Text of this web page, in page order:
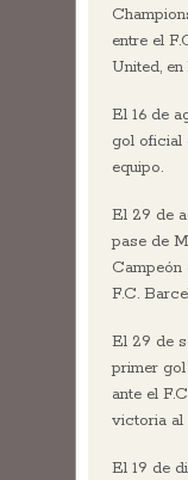
entre el
United,
El 16 de
gol oficial
equipo.
El 29 de
pase de
Campeón
F.C.
El 29 de
primer
ante el
victoria al
El 19 de